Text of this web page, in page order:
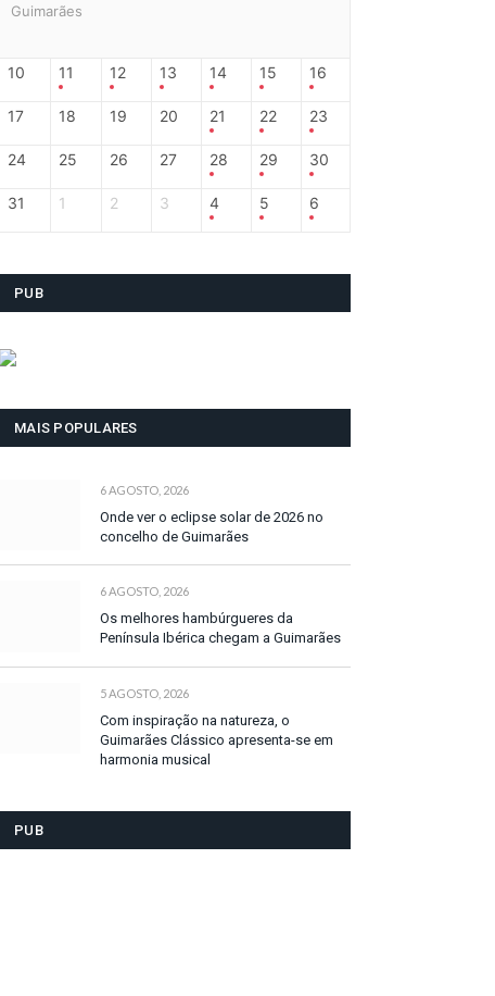
Guimarães
10 11 12 13 14 15 16
17 18 19 20 21 22 23
24 25 26 27 28 29 30
31 1 2 3 4 5 6
PUB
MAIS POPULARES
6 AGOSTO, 2026
Onde ver o eclipse solar de 2026 no
concelho de Guimarães
6 AGOSTO, 2026
Os melhores hambúrgueres da
Península Ibérica chegam a Guimarães
5 AGOSTO, 2026
Com inspiração na natureza, o
Guimarães Clássico apresenta-se em
harmonia musical
PUB